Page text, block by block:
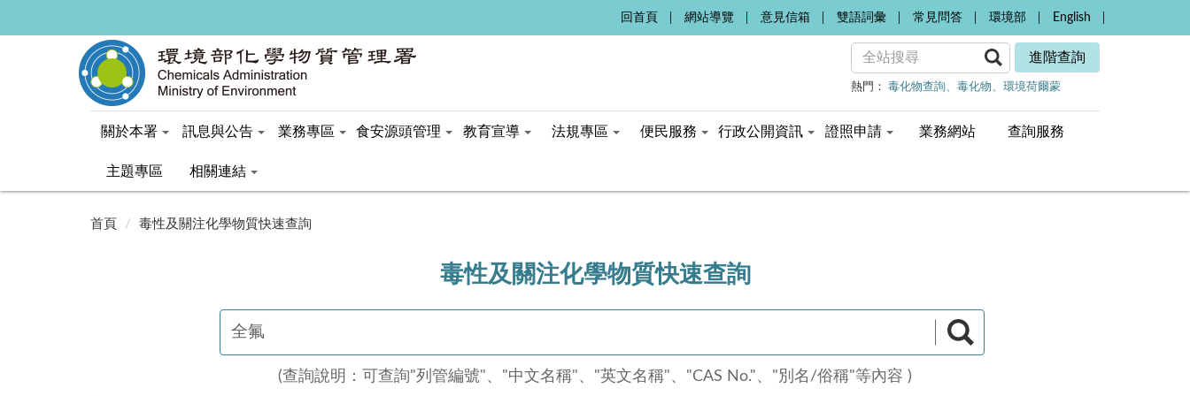
回首頁 網站導覽 意見信箱 雙語詞彙 常見問答 環境部 English
進階查詢
熱門： 毒化物查詢 毒化物 環境荷爾蒙
關於本署 訊息與公告 業務專區 食安源頭管理 教育宣導 法規專區 便民服務 行政公開資訊 證照申請 業務網站 查詢服務
主題專區 相關連結
首頁 毒性及關注化學物質快速查詢
毒性及關注化學物質快速查詢
(查詢說明：可查詢"列管編號"、"中文名稱"、"英文名稱"、"CAS No."、"別名/俗稱"等內容 )